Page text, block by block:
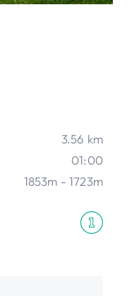
3.56 km
01:00
1853m - 1723m